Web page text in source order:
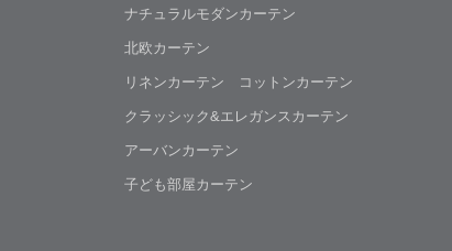
ナチュラルモダンカーテン
北欧カーテン
リネンカーテン コットンカーテン
クラッシック&エレガンスカーテン
アーバンカーテン
子ども部屋カーテン